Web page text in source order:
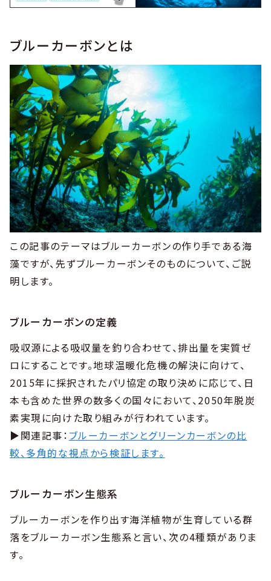
ブルーカーボンとは
この記事のテーマはブルーカーボンの作り手である海
藻ですが、先ずブルーカーボンそのものについて、ご説
明します。
ブルーカーボンの定義
吸収源による吸収量を釣り合わせて、排出量を実質ゼ
ロにすることです。地球温暖化危機の解決に向けて、
2015年に採択されたパリ協定の取り決めに応じて、日
本も含めた世界の数多くの国々において、2050年脱炭
素実現に向けた取り組みが行われています。
▶︎関連記事： ブルーカーボンとグリーンカーボンの比
較、多角的な視点から検証します。
ブルーカーボン生態系
ブルーカーボンを作り出す海洋植物が生育している群
落をブルーカーボン生態系と言い、次の4種類がありま
す。